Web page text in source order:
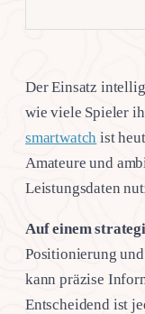
Der Einsatz
wie viele Spieler
smartwatch ist
Amateure und
Leistungsdaten
Auf einem
Positionierung
kann präzise
Entscheidend ist